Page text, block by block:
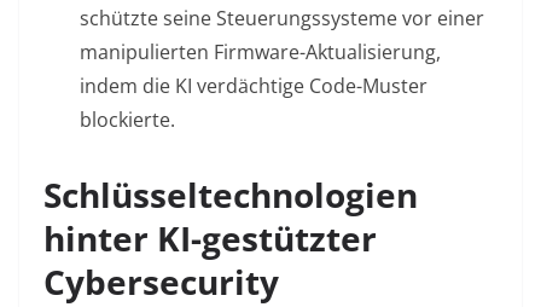
schützte seine Steuerungssysteme vor einer
manipulierten Firmware-Aktualisierung,
indem die KI verdächtige Code-Muster
blockierte.
Schlüsseltechnologien
hinter KI-gestützter
Cybersecurity